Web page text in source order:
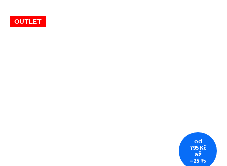
OUTLET
od
795 Kč
až
–25 %